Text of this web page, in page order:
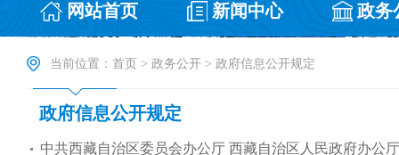
网站首页 新闻中心 政务
当前位置： 首页 > 政务公开 > 政府信息公开规定
政府信息公开规定
中共西藏自治区委员会办公厅 西藏自治区人民政府办公